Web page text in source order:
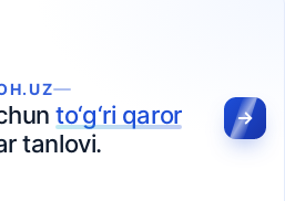
to‘g‘ri qaror
tanlovi.